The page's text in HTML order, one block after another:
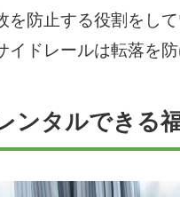
を防止する役割をし
ドレールは転落を防
ンタルできる